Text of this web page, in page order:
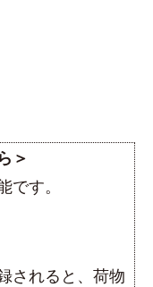
＞
す。
されると、荷物